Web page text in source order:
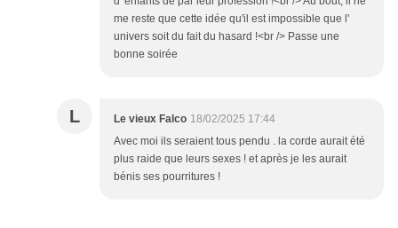
me reste que cette idée qu'il est impossible que l'
univers soit du fait du hasard !<br /> Passe une
bonne soirée
L Le vieux Falco 18/02/2025 17:44
Avec moi ils seraient tous pendu . la corde aurait été
plus raide que leurs sexes ! et après je les aurait
bénis ses pourritures !